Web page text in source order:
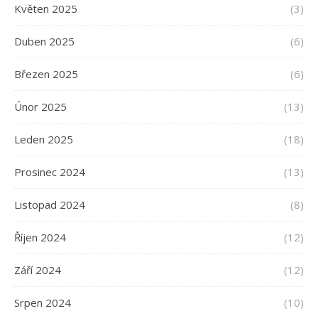
Květen 2025 (3)
Duben 2025 (6)
Březen 2025 (6)
Únor 2025 (13)
Leden 2025 (18)
Prosinec 2024 (13)
Listopad 2024 (8)
Říjen 2024 (12)
Září 2024 (12)
Srpen 2024 (10)